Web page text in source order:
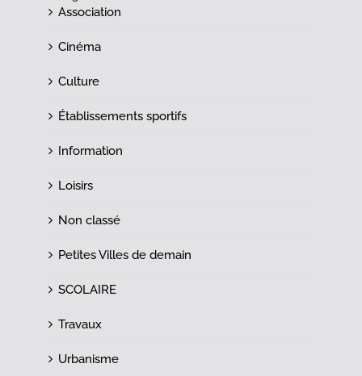
Association
Cinéma
Culture
Établissements sportifs
Information
Loisirs
Non classé
Petites Villes de demain
SCOLAIRE
Travaux
Urbanisme